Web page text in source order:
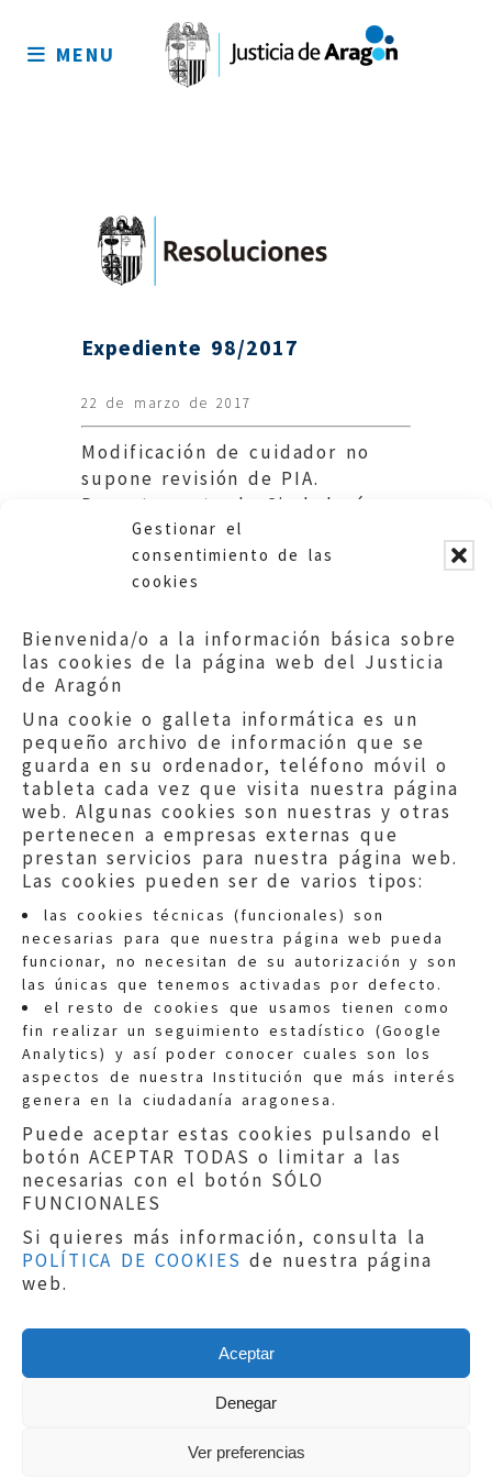
Gestionar el
consentimiento de las
cookies
Bienvenida/o a la información básica sobre
las cookies de la página web del Justicia
de Aragón
Una cookie o galleta informática es un
pequeño archivo de información que se
guarda en su ordenador, teléfono móvil o
tableta cada vez que visita nuestra página
web. Algunas cookies son nuestras y otras
pertenecen a empresas externas que
prestan servicios para nuestra página web.
Las cookies pueden ser de varios tipos:
las cookies técnicas (funcionales) son
necesarias para que nuestra página web pueda
funcionar, no necesitan de su autorización y son
las únicas que tenemos activadas por defecto.
el resto de cookies que usamos tienen como
fin realizar un seguimiento estadístico (Google
Analytics) y así poder conocer cuales son los
aspectos de nuestra Institución que más interés
genera en la ciudadanía aragonesa.
Puede aceptar estas cookies pulsando el
botón ACEPTAR TODAS o limitar a las
necesarias con el botón SÓLO
FUNCIONALES
Si quieres más información, consulta la
POLÍTICA DE COOKIES de nuestra página
web.
Aceptar
Denegar
Ver preferencias
sitio
MENU
Expediente 98/2017
22 de marzo de 2017
Modificación de cuidador no
supone revisión de PIA.
Departamento de Ciudadanía y
Derechos Sociales.
Quejas:quejas@eljusticiadearagon.es
Información general:
informacion@eljusticiadearagon.es
Teléfonos:900 210 210/
Aviso legal|Política de privacidad|
Protección de Datos
Política de cookies
Copyright © 2019El Justicia de Aragón|
Sephor Consulting